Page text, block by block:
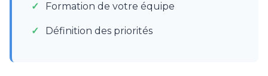
Formation de votre équipe
Définition des priorités